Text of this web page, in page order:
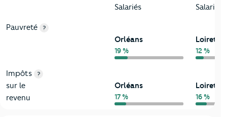
Salariés
Salariés
Pauvreté ?
Orléans
19 %
Loiret
12 %
Impôts
sur le
revenu
?
Orléans
17 %
Loiret
16 %